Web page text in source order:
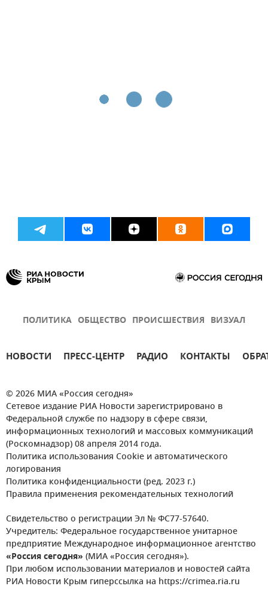
ПОЛИТИКА ОБЩЕСТВО ПРОИСШЕСТВИЯ ВИЗУАЛ
НОВОСТИ ПРЕСС-ЦЕНТР РАДИО КОНТАКТЫ
© 2026 МИА «Россия сегодня»
Сетевое издание РИА Новости зарегистрировано в
Федеральной службе по надзору в сфере связи,
информационных технологий и массовых коммуникаций
(Роскомнадзор) 08 апреля 2014 года.
Политика использования Cookie и автоматического
логирования
Политика конфиденциальности (ред. 2023 г.)
Правила применения рекомендательных технологий
Свидетельство о регистрации Эл № ФС77-57640.
Учредитель: Федеральное государственное унитарное
предприятие Международное информационное агентство
«Россия сегодня» (МИА «Россия сегодня»).
При любом использовании материалов и новостей сайта
РИА Новости Крым гиперссылка на https://crimea.ria.ru